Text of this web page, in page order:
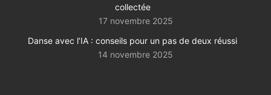
collectée
17 novembre 2025
Danse avec l’IA : conseils pour un pas de deux réussi
14 novembre 2025